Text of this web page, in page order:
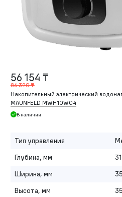
56 154 ₸
86 390 ₸
Накопительный электрический
MAUNFELD MWH10W04
В наличии
Тип управления
Глубина, мм
Ширина, мм
Высота, мм